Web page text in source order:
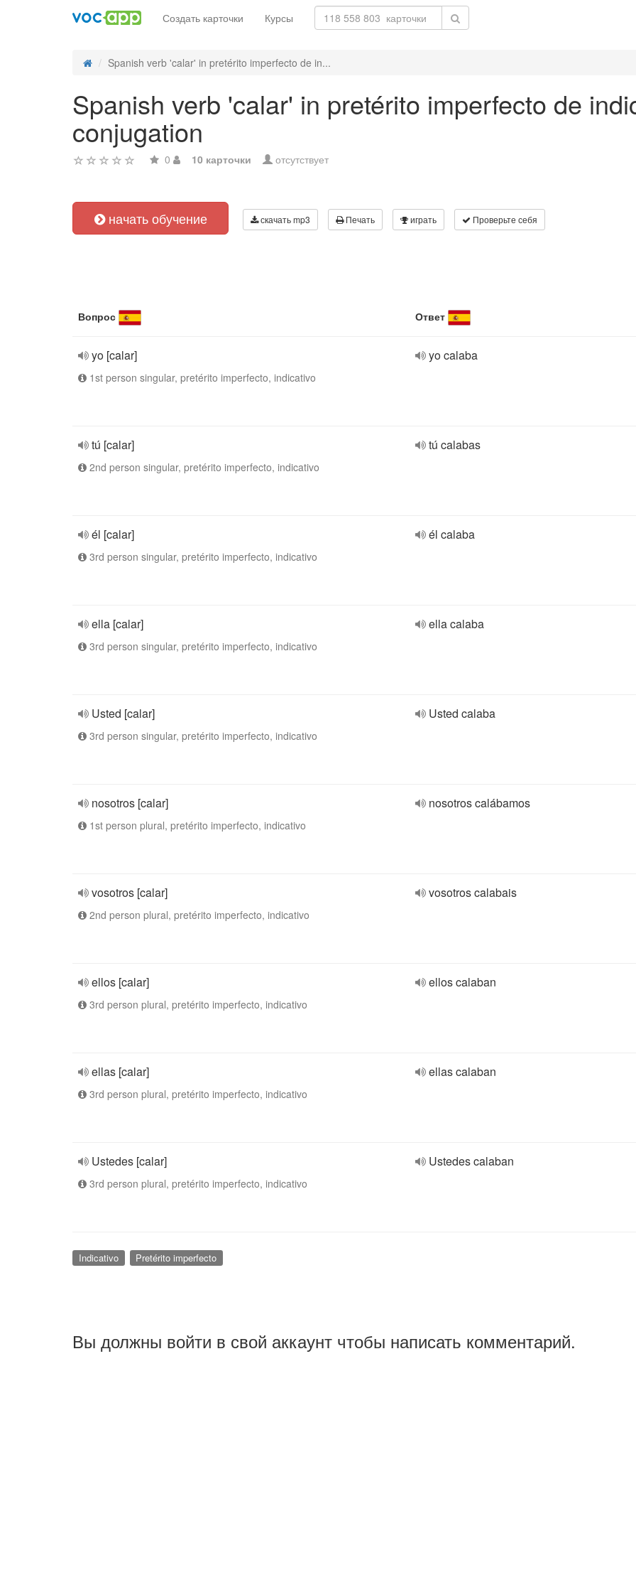
Создать карточки Курсы
Spanish verb 'calar' in pretérito imperfecto de in...
Spanish verb 'calar' in pretérito imperfecto de
conjugation
0 10 карточки отсутствует
начать обучение скачать mp3 Печать играть Проверьте себя
Вопрос Ответ
yo [calar]
1st person singular, pretérito imperfecto, indicativo
yo calaba
tú [calar]
2nd person singular, pretérito imperfecto, indicativo
tú calabas
él [calar]
3rd person singular, pretérito imperfecto, indicativo
él calaba
ella [calar]
3rd person singular, pretérito imperfecto, indicativo
ella calaba
Usted [calar]
3rd person singular, pretérito imperfecto, indicativo
Usted calaba
nosotros [calar]
1st person plural, pretérito imperfecto, indicativo
nosotros calábamos
vosotros [calar]
2nd person plural, pretérito imperfecto, indicativo
vosotros calabais
ellos [calar]
3rd person plural, pretérito imperfecto, indicativo
ellos calaban
ellas [calar]
3rd person plural, pretérito imperfecto, indicativo
ellas calaban
Ustedes [calar]
3rd person plural, pretérito imperfecto, indicativo
Ustedes calaban
Indicativo Pretérito imperfecto
Вы должны войти в свой аккаунт чтобы написать комментарий.